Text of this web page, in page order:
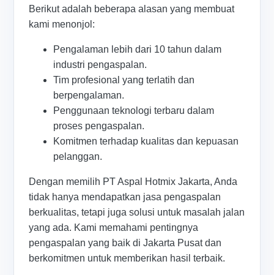
Berikut adalah beberapa alasan yang membuat
kami menonjol:
Pengalaman lebih dari 10 tahun dalam
industri pengaspalan.
Tim profesional yang terlatih dan
berpengalaman.
Penggunaan teknologi terbaru dalam
proses pengaspalan.
Komitmen terhadap kualitas dan kepuasan
pelanggan.
Dengan memilih PT Aspal Hotmix Jakarta, Anda
tidak hanya mendapatkan jasa pengaspalan
berkualitas, tetapi juga solusi untuk masalah jalan
yang ada. Kami memahami pentingnya
pengaspalan yang baik di Jakarta Pusat dan
berkomitmen untuk memberikan hasil terbaik.